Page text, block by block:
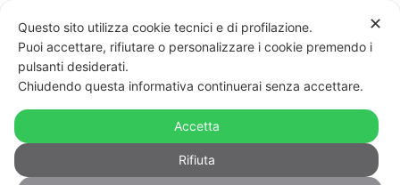
“Lorella la sovranista” stesa in un solo
tweet: ed è subito #TeamHeather
✕
Questo sito utilizza cookie tecnici e di profilazione.
Puoi accettare, rifiutare o personalizzare i cookie premendo i
pulsanti desiderati.
Chiudendo questa informativa continuerai senza accettare.
Accetta
Rifiuta